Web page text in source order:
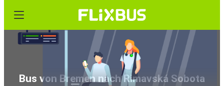
Bus von Bremen nach Rimavská Sobota